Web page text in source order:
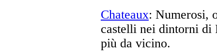
Chateaux: Numerosi,
castelli nei dintorni di
più da vicino.